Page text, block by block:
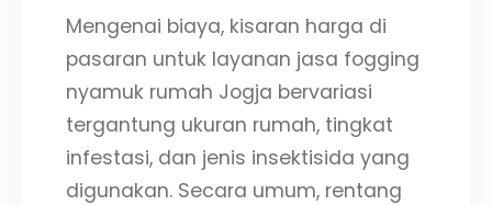
Mengenai biaya, kisaran harga di
pasaran untuk layanan jasa fogging
nyamuk rumah Jogja bervariasi
tergantung ukuran rumah, tingkat
infestasi, dan jenis insektisida yang
digunakan. Secara umum, rentang